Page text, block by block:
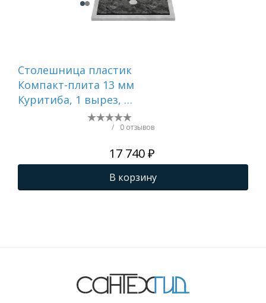
Столешница пластик
Компакт-плита 13 мм
Куритиба, 1 вырез, (с
наметками под 1
вырез), 595х458 мм
/ 0 отзывов
17 740 ₽
В корзину